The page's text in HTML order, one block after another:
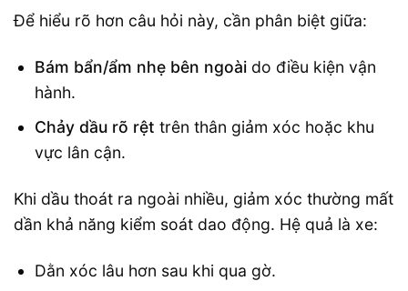
Để hiểu rõ hơn câu hỏi này, cần phân biệt giữa:
Bám bẩn/ẩm nhẹ bên ngoàido điều kiện vận
hành.
Chảy dầu rõ rệt trên thân giảm xóc hoặc khu
vực lân cận.
Khi dầu thoát ra ngoài nhiều, giảm xóc thường mất
dần khả năng kiểm soát dao động. Hệ quả là xe:
Dằn xóc lâu hơn sau khi qua gờ.